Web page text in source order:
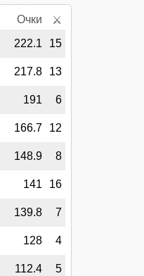
Очки ⚔
222.1 15
217.8 13
191 6
166.7 12
148.9 8
141 16
139.8 7
128 4
112.4 5